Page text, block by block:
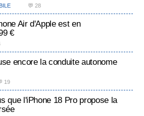
💬 28
Air d'Apple est en
€
encore la conduite autonome
19
que l'iPhone 18 Pro propose la